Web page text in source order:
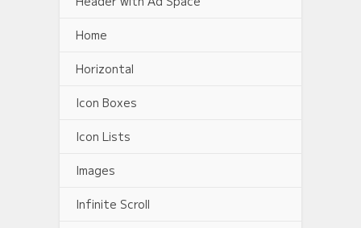
Home
Horizontal
Icon Boxes
Icon Lists
Images
Infinite Scroll